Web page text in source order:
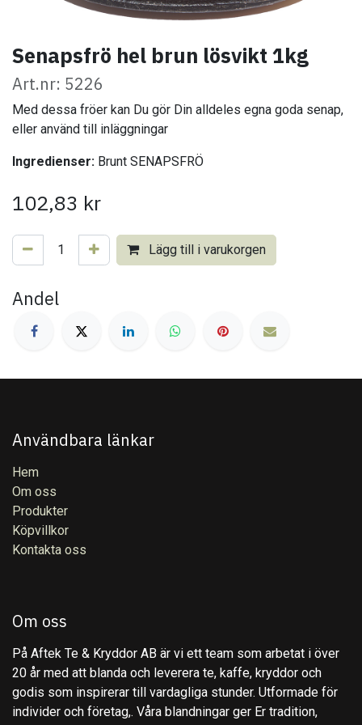
Senapsfrö hel brun lösvikt 1kg
Art.nr: 5226
Med dessa fröer kan Du gör Din alldeles egna goda senap,
eller använd till inläggningar
Ingredienser: Brunt SENAPSFRÖ
102,83 kr
Lägg till i varukorgen
Andel
Användbara länkar
Hem
Om oss
Produkter
Köpvillkor
Kontakta oss
Om oss
På Aftek Te & Kryddor AB är vi ett team som arbetat i över
20 år med att blanda och leverera te, kaffe, kryddor och
godis som inspirerar till vardagliga stunder. Utformade för
individer och företag,. Våra blandningar ger Er tradition,